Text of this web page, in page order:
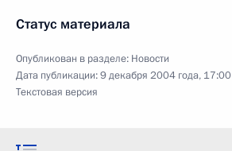
Статус материала
Опубликован в разделе: Новости
Дата публикации:9 декабря 2004 года, 17:00
Текстовая версия